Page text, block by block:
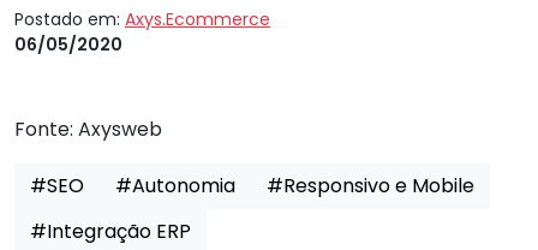
Postado em: Axys.Ecommerce
06/05/2020
Fonte: Axysweb
#SEO #Autonomia
#Responsivo e Mobile
#Integração ERP